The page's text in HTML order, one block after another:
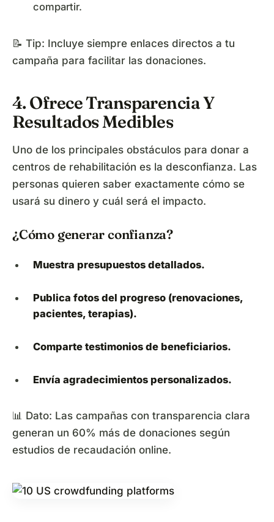
compartir.
📝 Tip: Incluye siempre enlaces directos a tu
campaña para facilitar las donaciones.
4. Ofrece Transparencia Y
Resultados Medibles
Uno de los principales obstáculos para donar a
centros de rehabilitación es la desconfianza. Las
personas quieren saber exactamente cómo se
usará su dinero y cuál será el impacto.
¿Cómo generar confianza?
Muestra presupuestos detallados.
Publica fotos del progreso (renovaciones,
pacientes, terapias).
Comparte testimonios de beneficiarios.
Envía agradecimientos personalizados.
📊 Dato: Las campañas con transparencia clara
generan un 60% más de donaciones según
estudios de recaudación online.